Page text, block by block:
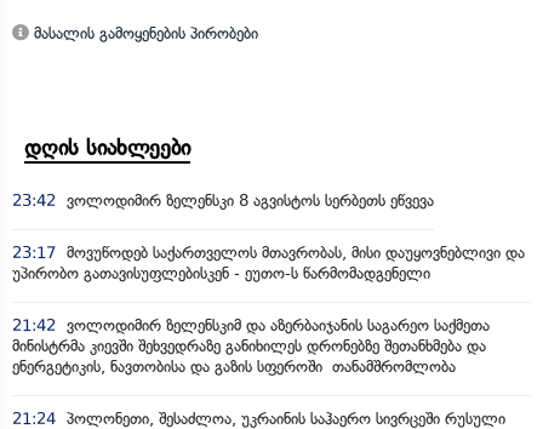
მასალის გამოყენების პირობები
დღის სიახლეები
23:42 ვოლოდიმირ ზელენსკი 8 აგვისტოს სერბეთს ეწვევა
23:17 მოვუწოდებ საქართველოს მთავრობას, მისი დაუყოვნებლივი და
უპირობო გათავისუფლებისკენ - ეუთო-ს წარმომადგენელი
21:42 ვოლოდიმირ ზელენსკიმ და აზერბაიჯანის საგარეო საქმეთა
მინისტრმა კიევში შეხვედრაზე განიხილეს დრონებზე შეთანხმება და
ენერგეტიკის, ნავთობისა და გაზის სფეროში თანამშრომლობა
21:24 პოლონეთი, შესაძლოა, უკრაინის საჰაერო სივრცეში რუსული